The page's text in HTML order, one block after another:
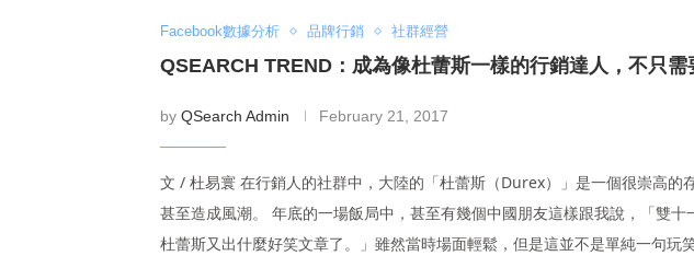
Facebook數據分析 品牌行銷 社群經營
QSEARCH TREND：成為像杜蕾斯一樣的行銷達人，不只需
by QSearch Admin February 21, 2017
文 / 杜易寰 在行銷人的社群中，大陸的「杜蕾斯（Durex）」是一個很崇高的
甚至造成風潮。 年底的一場飯局中，甚至有幾個中國朋友這樣跟我說，「雙
杜蕾斯又出什麼好笑文章了。」雖然當時場面輕鬆，但是這並不是單純一句玩